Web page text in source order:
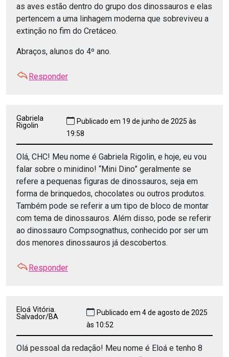
as aves estão dentro do grupo dos dinossauros e elas
pertencem a uma linhagem moderna que sobreviveu a
extinção no fim do Cretáceo.
Abraços, alunos do 4º ano.
Responder
Gabriela
Rigolin
Publicado em 19 de junho de 2025 às
19:58
Olá, CHC! Meu nome é Gabriela Rigolin, e hoje, eu vou
falar sobre o minidino! “Mini Dino” geralmente se
refere a pequenas figuras de dinossauros, seja em
forma de brinquedos, chocolates ou outros produtos.
Também pode se referir a um tipo de bloco de montar
com tema de dinossauros. Além disso, pode se referir
ao dinossauro Compsognathus, conhecido por ser um
dos menores dinossauros já descobertos.
Responder
Eloá Vitória.
Salvador/BA
Publicado em 4 de agosto de 2025
às 10:52
Olá pessoal da redação! Meu nome é Eloá e tenho 8